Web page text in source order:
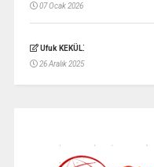
07 Ocak 2026
Ufuk KEKÜL:
26 Aralık 2025